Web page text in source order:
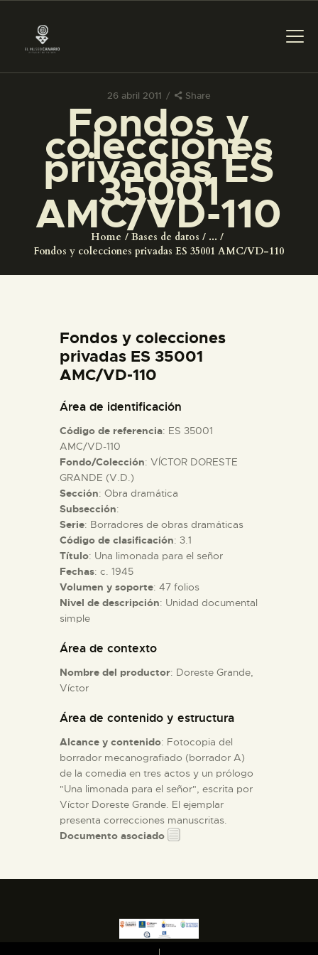
26 abril 2011 Share
Fondos y
colecciones
privadas ES
35001
AMC/VD-110
Home Bases de datos
...
Fondos y colecciones privadas ES 35001 AMC/VD-110
PREPARAR LA VISITA
ACTIVIDADES
█
EL MUSEO
DIDÁCTICA
ESPAÑOL
ACTIVIDADES
█
EL MUSEO
COLECCIONES
ESPAÑOL
Fondos y colecciones
privadas ES 35001
AMC/VD-110
Área de identificación
Código de referencia: ES 35001
AMC/VD-110
Fondo/Colección: VÍCTOR DORESTE
GRANDE (V.D.)
Sección: Obra dramática
Subsección:
Serie: Borradores de obras dramáticas
Código de clasificación: 3.1
Título: Una limonada para el señor
Fechas: c. 1945
Volumen y soporte: 47 folios
Nivel de descripción: Unidad documental
simple
Área de contexto
Nombre del productor: Doreste Grande,
Víctor
Área de contenido y estructura
Alcance y contenido: Fotocopia del
borrador mecanografiado (borrador A)
de la comedia en tres actos y un prólogo
"Una limonada para el señor", escrita por
Víctor Doreste Grande. El ejemplar
presenta correcciones manuscritas.
Documento asociado